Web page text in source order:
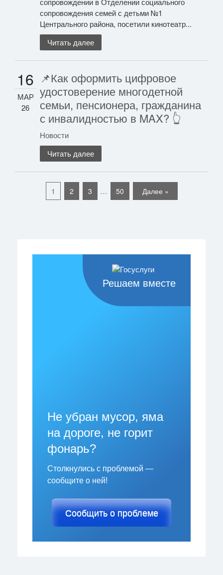
сопровождения семей с детьми №1
Центрального района, посетили кинотеатр...
Читать далее
16
МАР
26
📌Как оформить цифровое
удостоверение многодетной
семьи, пенсионера, гражданина
с инвалидностью в MAX? 👆
Новости
Читать далее
1 2 3 … 50 Далее »
Решаем вместе
Не убран мусор, яма
на дороге, не горит
фонарь?
Столкнулись с проблемой —
сообщите о ней!
Сообщить о проблеме